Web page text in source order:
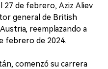
27 de febrero, Aziz Aliev
general de British
reemplazando a
febrero de 2024.
comenzó su carrera